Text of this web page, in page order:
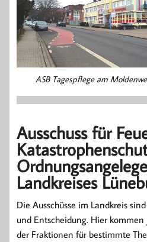
ASB Tagespflege am
Ausschuss für
Landkreises
Die Ausschüsse im Landkreis
und Entscheidung. Hier
der Fraktionen für bestimmte